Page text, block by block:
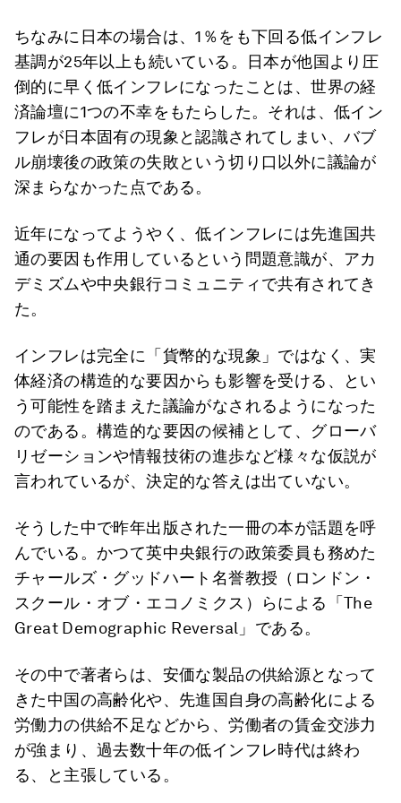
ちなみに日本の場合は、1％をも下回る低インフレ
基調が25年以上も続いている。日本が他国より圧
倒的に早く低インフレになったことは、世界の経
済論壇に1つの不幸をもたらした。それは、低イン
フレが日本固有の現象と認識されてしまい、バブ
ル崩壊後の政策の失敗という切り口以外に議論が
深まらなかった点である。
近年になってようやく、低インフレには先進国共
通の要因も作用しているという問題意識が、アカ
デミズムや中央銀行コミュニティで共有されてき
た。
インフレは完全に「貨幣的な現象」ではなく、実
体経済の構造的な要因からも影響を受ける、とい
う可能性を踏まえた議論がなされるようになった
のである。構造的な要因の候補として、グローバ
リゼーションや情報技術の進歩など様々な仮説が
言われているが、決定的な答えは出ていない。
そうした中で昨年出版された一冊の本が話題を呼
んでいる。かつて英中央銀行の政策委員も務めた
チャールズ・グッドハート名誉教授（ロンドン・
スクール・オブ・エコノミクス）らによる「The
Great Demographic Reversal」である。
その中で著者らは、安価な製品の供給源となって
きた中国の高齢化や、先進国自身の高齢化による
労働力の供給不足などから、労働者の賃金交渉力
が強まり、過去数十年の低インフレ時代は終わ
る、と主張している。